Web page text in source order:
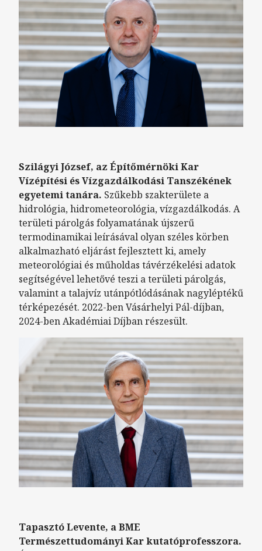
Szilágyi József, az Építőmérnöki Kar
Vízépítési és Vízgazdálkodási Tanszékének
egyetemi tanára. Szűkebb szakterülete a
hidrológia, hidrometeorológia, vízgazdálkodás. A
területi párolgás folyamatának újszerű
termodinamikai leírásával olyan széles körben
alkalmazható eljárást fejlesztett ki, amely
meteorológiai és műholdas távérzékelési adatok
segítségével lehetővé teszi a területi párolgás,
valamint a talajvíz utánpótlódásának nagyléptékű
térképezését. 2022-ben Vásárhelyi Pál-díjban,
2024-ben Akadémiai Díjban részesült.
Tapasztó Levente, a BME
Természettudományi Kar kutatóprofesszora.